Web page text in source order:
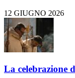
12 GIUGNO 2026
La celebrazione